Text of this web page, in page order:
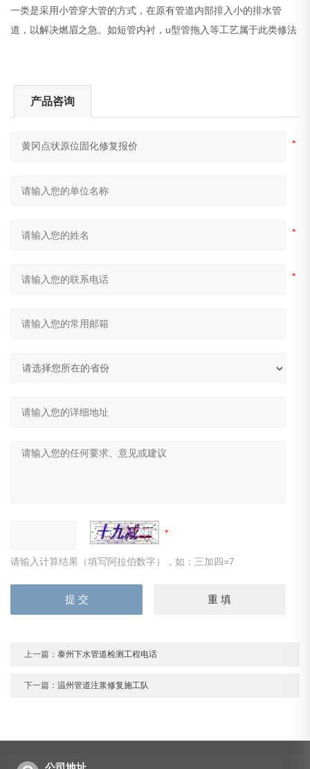
一类是采用小管穿大管的方式，在原有管道内部排入小的排水管
道，以解决燃眉之急。如短管内衬，u型管拖入等工艺属于此类修法
产品咨询
请输入计算结果（填写阿拉伯数字），如：三加四=7
上一篇：泰州下水管道检测工程电话
下一篇：温州管道注浆修复施工队